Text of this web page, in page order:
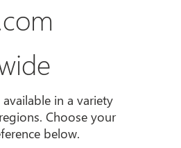
in a variety
Choose your
below.